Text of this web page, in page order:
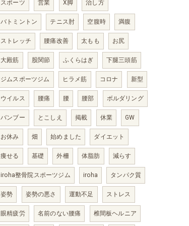
スポーツ 営業 X脚 治し方
バトミントン テニス肘 空腹時 満腹
ストレッチ 腰痛改善 太もも お尻
大殿筋 股関節 ふくらはぎ 下腿三頭筋
ジムスポーツジム ヒラメ筋 コロナ 新型
ウイルス 腰痛 腰 腰部 ボルダリング
バンブー とこしえ 掲載 休業 GW
お休み 畑 始めました ダイエット
痩せる 基礎 外柵 体脂肪 減らす
iroha整骨院スポーツジム iroha タンパク質
姿勢 姿勢の悪さ 運動不足 ストレス
眼精疲労 名前のない腰痛 椎間板ヘルニア